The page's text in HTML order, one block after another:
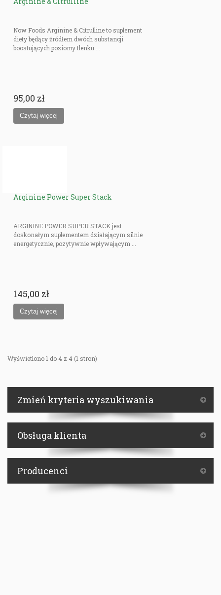
Now Foods Arginine & Citrulline to suplement
diety będący źródłem dwóch substancji
boostujących poziomy tlenku ...
95,00 zł
Arginine Power Super Stack
ARGININE POWER SUPER STACK jest
doskonałym suplementem działającym silnie
energetycznie, pozytywnie wpływającym ...
145,00 zł
Wyświetlono 1 do 4 z 4 (1 stron)
Zmień kryteria wyszukiwania
Obsługa klienta
Producenci